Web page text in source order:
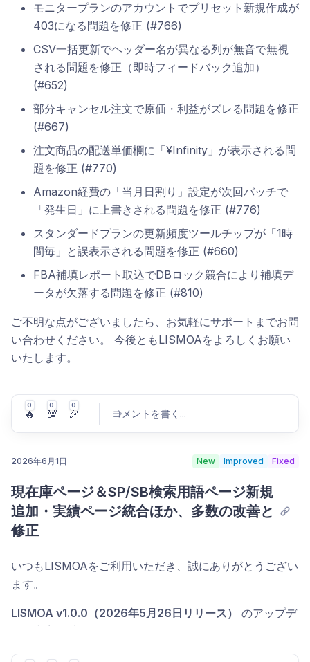
モニタープランのアカウントでプリセット新規作成が
403になる問題を修正 (#766)
CSV一括更新でヘッダー名が異なる列が無音で無視
される問題を修正（即時フィードバック追加）
(#652)
部分キャンセル注文で原価・利益がズレる問題を修正
(#667)
注文商品の配送単価欄に「¥Infinity」が表示される問
題を修正 (#770)
Amazon経費の「当月日割り」設定が次回バッチで
「発生日」に上書きされる問題を修正 (#776)
スタンダードプランの更新頻度ツールチップが「1時
間毎」と誤表示される問題を修正 (#660)
FBA補填レポート取込でDBロック競合により補填デ
ータが欠落する問題を修正 (#810)
ご不明な点がございましたら、お気軽にサポートまでお問
い合わせください。 今後ともLISMOAをよろしくお願い
いたします。
コメントを投稿
0
🔥
0
💯
0
🎉 コメントを書く ...
2026年6月1日 New Improved Fixed
現在庫ページ＆SP/SB検索用語ページ新規
追加・実績ページ統合ほか、多数の改善と
修正
いつもLISMOAをご利用いただき、誠にありがとうござい
ます。
LISMOA v1.0.0（2026年5月26日リリース）
のアップデ